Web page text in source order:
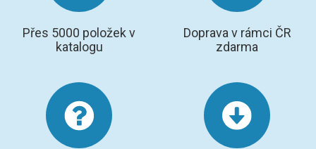
Přes 5000 položek v
katalogu
Doprava v rámci ČR
zdarma